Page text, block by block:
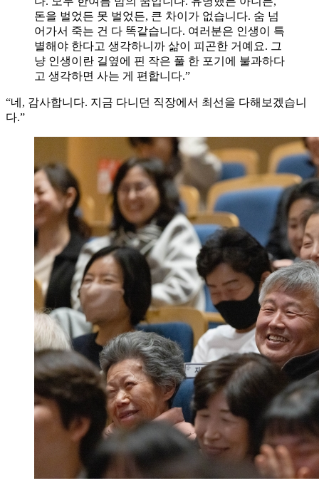
돈을 벌었든 못 벌었든, 큰 차이가 없습니다. 숨 넘
어가서 죽는 건 다 똑같습니다. 여러분은 인생이 특
별해야 한다고 생각하니까 삶이 피곤한 거예요. 그
냥 인생이란 길옆에 핀 작은 풀 한 포기에 불과하다
고 생각하면 사는 게 편합니다.”
“네, 감사합니다. 지금 다니던 직장에서 최선을 다해보겠습니
다.”